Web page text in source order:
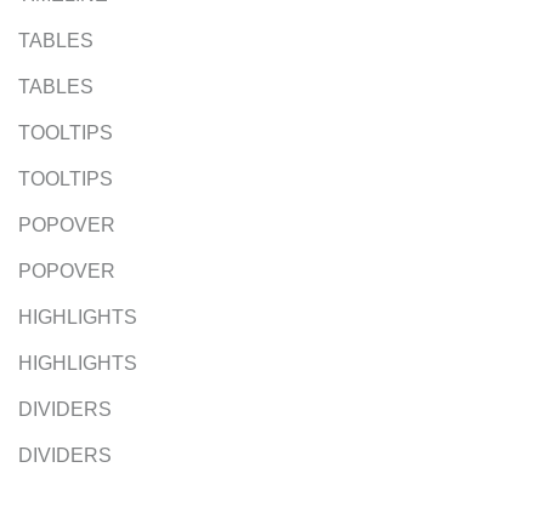
TABLES
TABLES
TOOLTIPS
TOOLTIPS
POPOVER
POPOVER
HIGHLIGHTS
HIGHLIGHTS
DIVIDERS
DIVIDERS